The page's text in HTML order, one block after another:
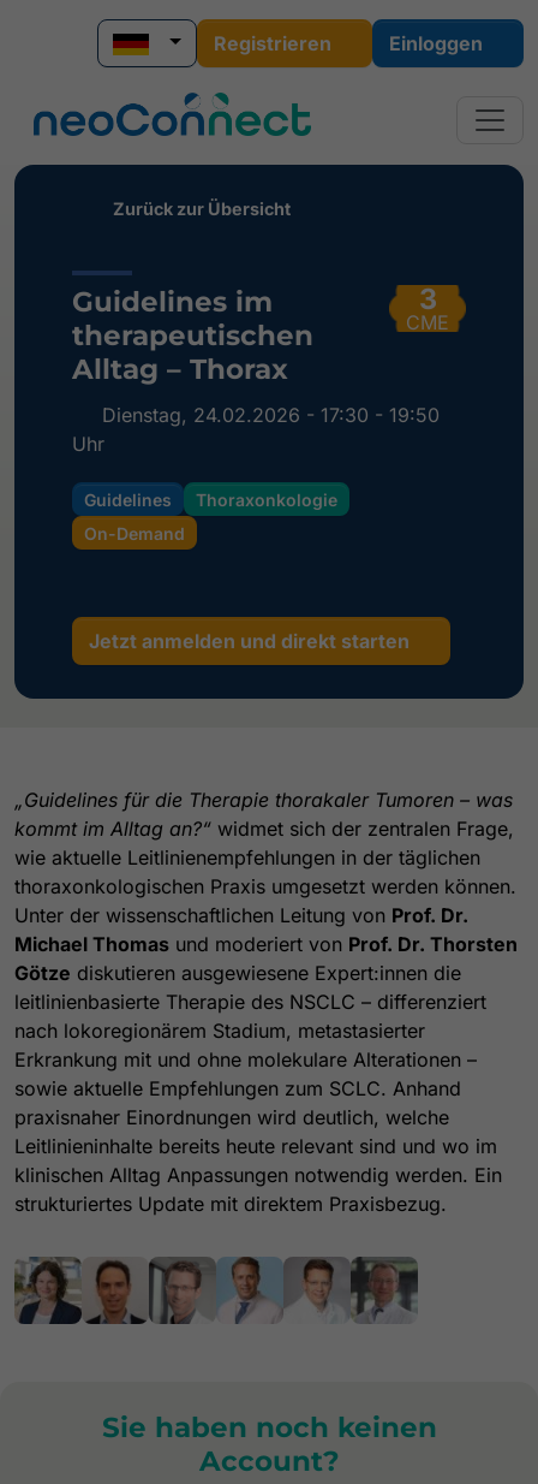
Registrieren Einloggen
Zurück zur Übersicht
Guidelines im
therapeutischen
Alltag – Thorax
3
CME
Dienstag, 24.02.2026 - 17:30 - 19:50
Uhr
Guidelines
Thoraxonkologie
On-Demand
Jetzt anmelden und direkt starten
„Guidelines für die Therapie thorakaler Tumoren – was
kommt im Alltag an?“ widmet sich der zentralen Frage,
wie aktuelle Leitlinienempfehlungen in der täglichen
thoraxonkologischen Praxis umgesetzt werden können.
Unter der wissenschaftlichen Leitung von Prof. Dr.
Michael Thomas und moderiert von Prof. Dr. Thorsten
Götze diskutieren ausgewiesene Expert:innen die
leitlinienbasierte Therapie des NSCLC – differenziert
nach lokoregionärem Stadium, metastasierter
Erkrankung mit und ohne molekulare Alterationen –
sowie aktuelle Empfehlungen zum SCLC. Anhand
praxisnaher Einordnungen wird deutlich, welche
Leitlinieninhalte bereits heute relevant sind und wo im
klinischen Alltag Anpassungen notwendig werden. Ein
strukturiertes Update mit direktem Praxisbezug.
Sie haben noch keinen
Account?